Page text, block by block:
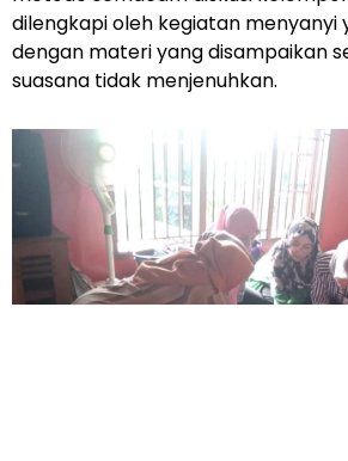
dilengkapi oleh kegiatan menyanyi
dengan materi yang disampaikan
suasana tidak menjenuhkan.